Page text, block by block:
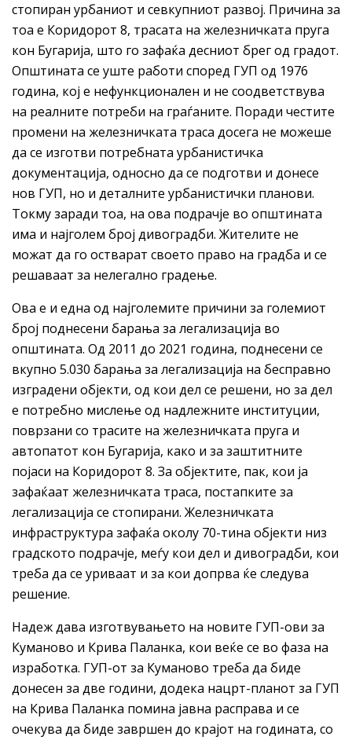
стопиран урбаниот и севкупниот развој. Причина за
тоа е Коридорот 8, трасата на железничката пруга
кон Бугарија, што го зафаќа десниот брег од градот.
Општината се уште работи според ГУП од 1976
година, кој е нефункционален и не соодветствува
на реалните потреби на граѓаните. Поради честите
промени на железничката траса досега не можеше
да се изготви потребната урбанистичка
документација, односно да се подготви и донесе
нов ГУП, но и деталните урбанистички планови.
Токму заради тоа, на ова подрачје во општината
има и најголем број дивоградби. Жителите не
можат да го остварат своето право на градба и се
решаваат за нелегално градење.
Ова е и една од најголемите причини за големиот
број поднесени барања за легализација во
општината. Од 2011 до 2021 година, поднесени се
вкупно 5.030 барања за легализација на бесправно
изградени објекти, од кои дел се решени, но за дел
е потребно мислење од надлежните институции,
поврзани со трасите на железничката пруга и
автопатот кон Бугарија, како и за заштитните
појаси на Коридорот 8. За објектите, пак, кои ја
зафаќаат железничката траса, постапките за
легализација се стопирани. Железничката
инфраструктура зафаќа околу 70-тина објекти низ
градското подрачје, меѓу кои дел и дивоградби, кои
треба да се уриваат и за кои допрва ќе следува
решение.
Надеж дава изготвувањето на новите ГУП-ови за
Куманово и Крива Паланка, кои веќе се во фаза на
изработка. ГУП-от за Куманово треба да биде
донесен за две години, додека нацрт-планот за ГУП
на Крива Паланка помина јавна расправа и се
очекува да биде завршен до крајот на годината, со